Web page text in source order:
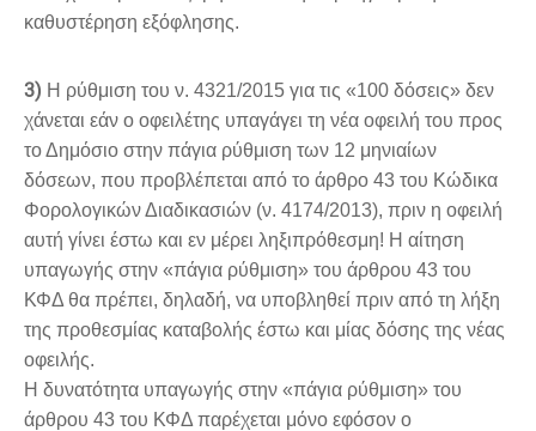
καθυστέρηση εξόφλησης.
3) Η ρύθμιση του ν. 4321/2015 για τις «100 δόσεις» δεν
χάνεται εάν ο οφειλέτης υπαγάγει τη νέα οφειλή του προς
το Δημόσιο στην πάγια ρύθμιση των 12 μηνιαίων
δόσεων, που προβλέπεται από το άρθρο 43 του Κώδικα
Φορολογικών Διαδικασιών (ν. 4174/2013), πριν η οφειλή
αυτή γίνει έστω και εν μέρει ληξιπρόθεσμη! Η αίτηση
υπαγωγής στην «πάγια ρύθμιση» του άρθρου 43 του
ΚΦΔ θα πρέπει, δηλαδή, να υποβληθεί πριν από τη λήξη
της προθεσμίας καταβολής έστω και μίας δόσης της νέας
οφειλής.
Η δυνατότητα υπαγωγής στην «πάγια ρύθμιση» του
άρθρου 43 του ΚΦΔ παρέχεται μόνο εφόσον ο